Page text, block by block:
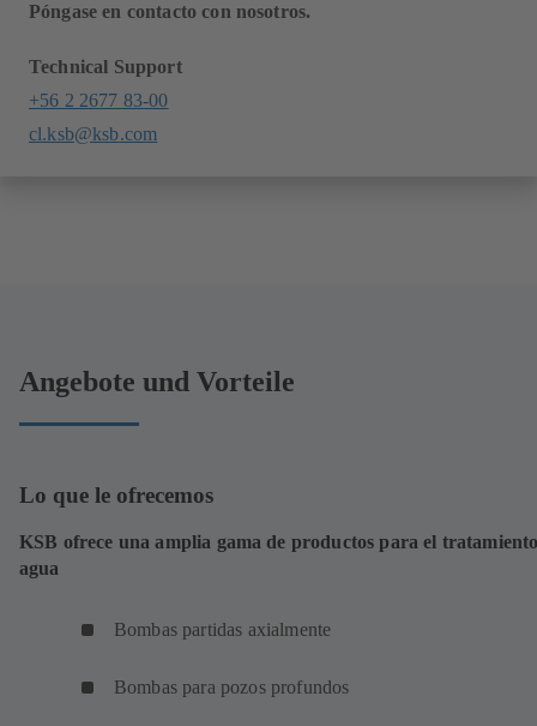
Póngase en contacto con nosotros.
Technical Support
+56 2 2677 83-00
cl.ksb@ksb.com
Angebote und Vorteile
Lo que le ofrecemos
KSB ofrece una amplia gama de productos para el
agua
Bombas partidas axialmente
Bombas para pozos profundos